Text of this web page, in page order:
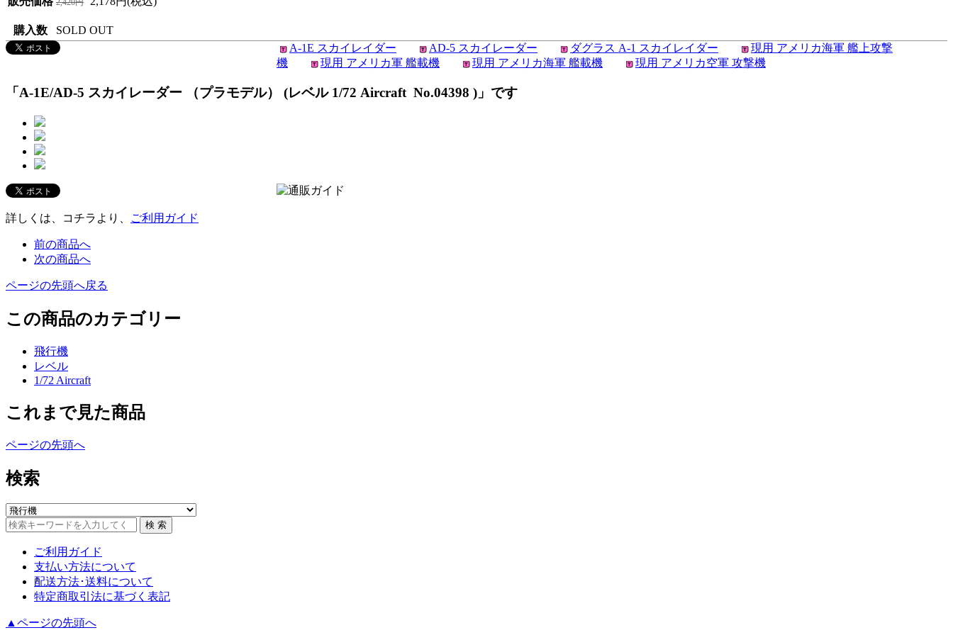
購入数
SOLD OUT
A-1E スカイレイダー
AD-5 スカイレーダー ダグラス A-1 スカイレイダー
現用 アメリカ海軍 艦上攻撃
機
現用 アメリカ軍 艦載機 現用 アメリカ海軍 艦載機 現用 アメリカ空軍 攻撃機
「A-1E/AD-5 スカイレーダー （プラモデル） (レベル 1/72 Aircraft No.04398 )」です
詳しくは、コチラより、 ご利用ガイド
前の商品へ
次の商品へ
ページの先頭へ戻る
この商品のカテゴリー
飛行機
レベル
1/72 Aircraft
これまで見た商品
ページの先頭へ
検索
ご利用ガイド
支払い方法について
配送方法･送料について
特定商取引法に基づく表記
▲ページの先頭へ